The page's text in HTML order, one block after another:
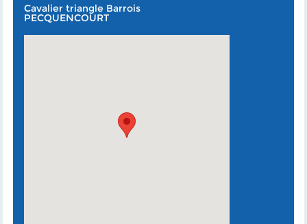
Cavalier triangle Barrois
PECQUENCOURT